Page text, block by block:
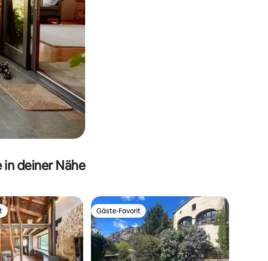
deiner Nähe
Favorit. Gäste-Favorit
Gäste-Favorit